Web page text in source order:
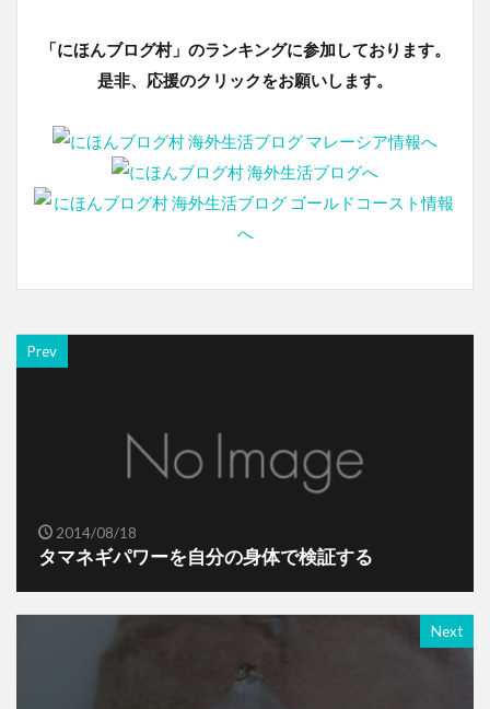
「にほんブログ村」のランキングに参加しております。
是非、応援のクリックをお願いします。
Prev
2014/08/18
タマネギパワーを自分の身体で検証する
Next